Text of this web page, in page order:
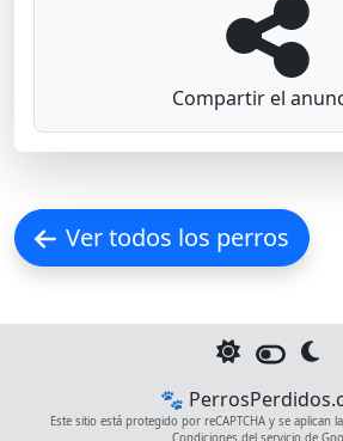
Compartir el
Ver todos los perros
🐾
Este sitio está protegido por reCAPTCHA y se aplican la